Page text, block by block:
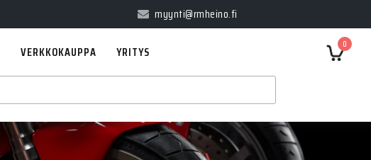
myynti@rmheino.fi
0
VERKKOKAUPPA YRITYS